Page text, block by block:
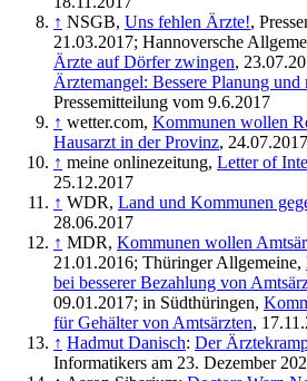
↑ NSGB, Uns fehlen Ärzte!,
21.03.2017; Hannoversche
Ärzte auf Dörfer zwingen,
Ärztemangel: Bessere Planung und
Pressemitteilung vom 9.6.2017
↑ wetter.com, Kommunen wollen
Hausarzt in der Provinz, 24.07.2017
↑ meine onlinezeitung, Letter of
25.12.2017
↑ WDR, Land und Kommunen
28.06.2017
↑ MDR, Kommunen wollen
21.01.2016; Thüringer Allgemeine,
bei besserer Bezahlung von
09.01.2017; in Südthüringen,
für Gehälter von Amtsärzten,
↑ Hadmut Danisch: Der
Informatikers am 23. Dezember